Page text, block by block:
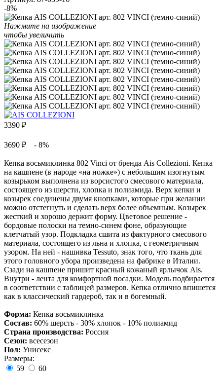
-8%
Нажмите на изображение
чтобы увеличить
3390 ₽
3690 ₽ - 8%
Кепка восьмиклинка 802 Vinci от бренда Ais Collezioni. Кепка
на кашпене (в народе «на ножке») с небольшим изогнутым
козырьком выполнена из ворсистого смесового материала,
состоящего из шерсти, хлопка и полиамида. Верх кепки и
козырек соединены двумя кнопками, которые при желании
можно отстегнуть и сделать верх более объемным. Козырек
жесткий и хорошо держит форму. Цветовое решение -
бордовые полоски на темно-синем фоне, образующие
клетчатый узор. Подкладка сшита из фактурного смесового
материала, состоящего из льна и хлопка, с геометричным
узором. На ней - нашивка Tessuto, знак того, что ткань для
этого головного убора произведена на фабрике в Италии.
Сзади на кашпене пришит красный кожаный ярлычок Ais.
Внутри - лента для комфортной посадки. Модель подбирается
в соответствии с таблицей размеров. Кепка отлично впишется
как в классический гардероб, так и в богемный.
Форма: Кепка восьмиклинка
Состав: 60% шерсть - 30% хлопок - 10% полиамид
Страна производства: Россия
Сезон: всесезон
Пол: Унисекс
Размеры:
59
60